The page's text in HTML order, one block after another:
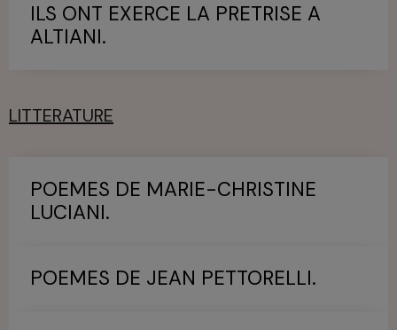
ILS ONT EXERCE LA PRETRISE A
ALTIANI.
LITTERATURE
POEMES DE MARIE-CHRISTINE
LUCIANI.
POEMES DE JEAN PETTORELLI.